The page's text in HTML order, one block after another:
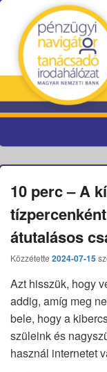
10 perc – A
átutalásos
Közzétette 2024-07-15
Azt hisszük, hogy
addig, amíg meg
bele, hogy a
szüleink és
használ internetet